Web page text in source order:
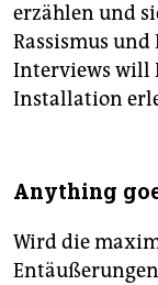
erzählen und
Rassismus
Interviews will
Installation
Anything
Wird die